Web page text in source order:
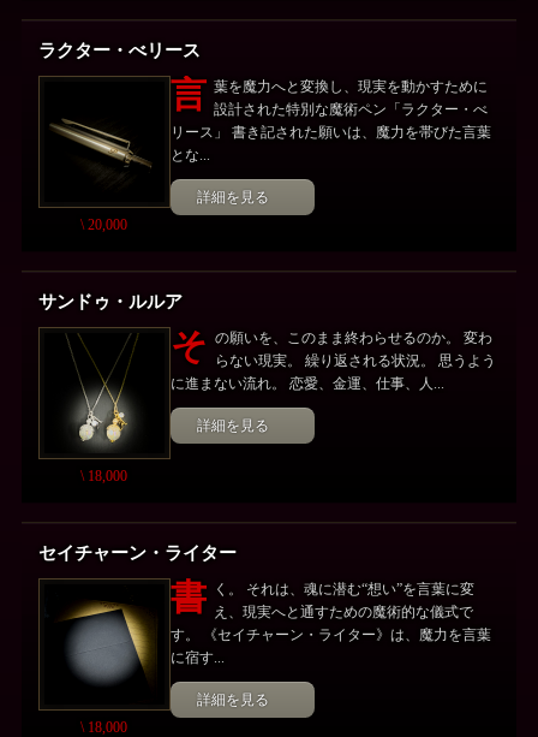
ラクター・べリース
\ 20,000
言 葉を魔力へと変換し、現実を動かすために
設計された特別な魔術ペン「ラクター・べ
リース」 書き記された願いは、魔力を帯びた言葉
とな...
詳細を見る
サンドゥ・ルルア
\ 18,000
そ の願いを、このまま終わらせるのか。 変わ
らない現実。 繰り返される状況。 思うよう
に進まない流れ。 恋愛、金運、仕事、人...
詳細を見る
セイチャーン・ライター
\ 18,000
書
く。 それは、魂に潜む“想い”を言葉に変
え、現実へと通すための魔術的な儀式で
す。 《セイチャーン・ライター》は、魔力を言葉
に宿す...
詳細を見る